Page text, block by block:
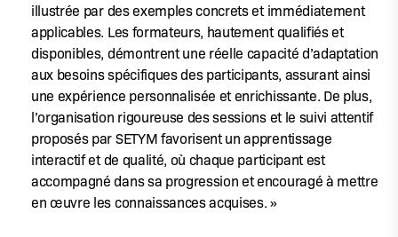
illustrée par des exemples concrets et immédiatement
applicables. Les formateurs, hautement qualifiés et
disponibles, démontrent une réelle capacité d’adaptation
aux besoins spécifiques des participants, assurant ainsi
une expérience personnalisée et enrichissante. De plus,
l’organisation rigoureuse des sessions et le suivi attentif
proposés par SETYM favorisent un apprentissage
interactif et de qualité, où chaque participant est
accompagné dans sa progression et encouragé à mettre
en œuvre les connaissances acquises. »